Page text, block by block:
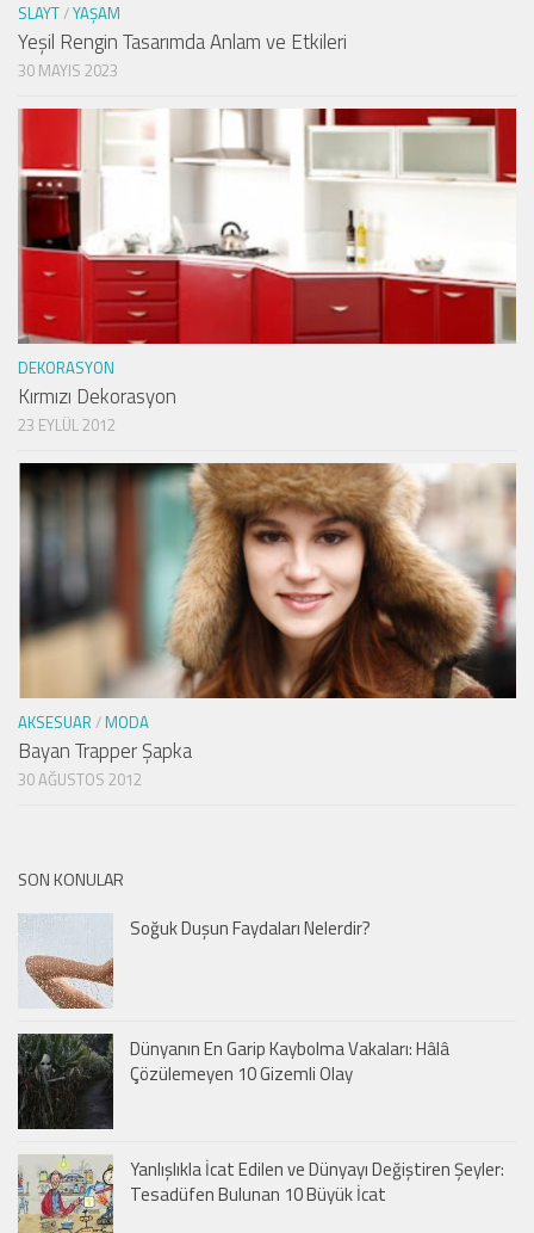
SLAYT/YAŞAM
Yeşil Rengin Tasarımda Anlam ve Etkileri
30 MAYIS 2023
DEKORASYON
Kırmızı Dekorasyon
23 EYLÜL 2012
AKSESUAR / MODA
Bayan Trapper Şapka
30 AĞUSTOS 2012
SON KONULAR
Soğuk Duşun Faydaları Nelerdir?
Dünyanın En Garip Kaybolma Vakaları: Hâlâ
Çözülemeyen 10 Gizemli Olay
Yanlışlıkla İcat Edilen ve Dünyayı Değiştiren Şeyler:
Tesadüfen Bulunan 10 Büyük İcat